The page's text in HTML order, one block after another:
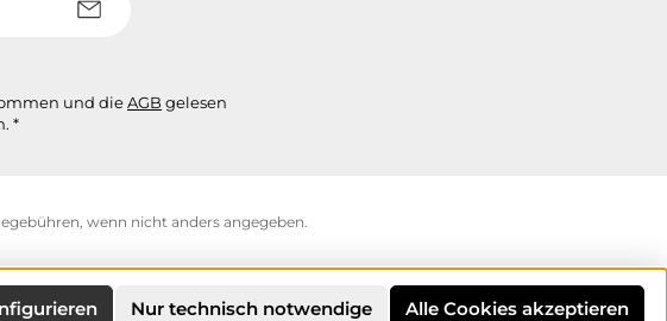
und dieAGB gelesen
*
wenn nicht anders angegeben.
Nur technisch notwendige Alle Cookies akzeptieren